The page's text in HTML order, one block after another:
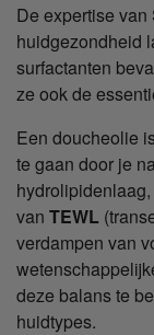
De expertise
huidgezondheid
surfactanten
ze ook de
Een doucheolie
te gaan door je
van TEWL
verdampen van
deze balans te
huidtypes.